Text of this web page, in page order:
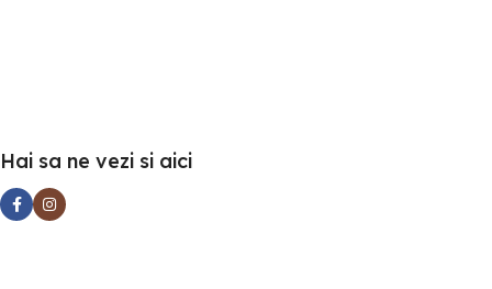
Hai sa ne vezi si aici